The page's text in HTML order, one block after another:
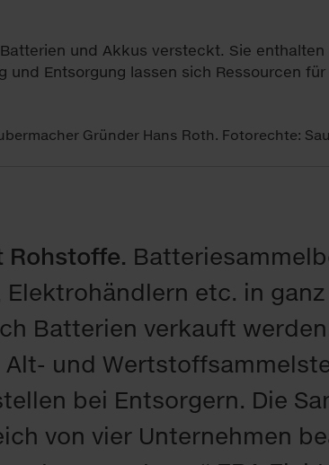
Gründer Hans Roth. Fotorechte:
etc. in
Batterien verkauft
und
bei Entsorgern. Die
von vier Unternehmen